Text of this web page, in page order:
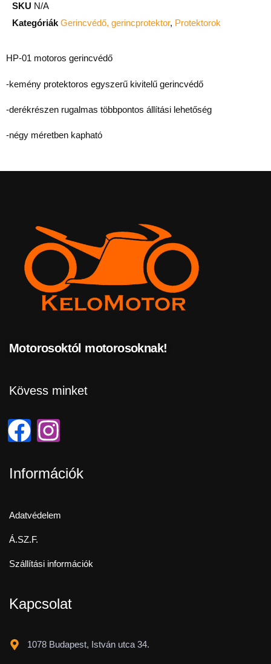
SKU N/A
Kategóriák Gerincvédő, gerincprotektor, Protektorok
HP-01 motoros gerincvédő
-kemény protektoros egyszerű kivitelű gerincvédő
-derékrészen rugalmas többpontos állítási lehetőség
-négy méretben kapható
Motorosoktól motorosoknak!
Kövess minket
Információk
Adatvédelem
Á.SZ.F.
Szállítási információk
Kapcsolat
1078 Budapest, István utca 34.